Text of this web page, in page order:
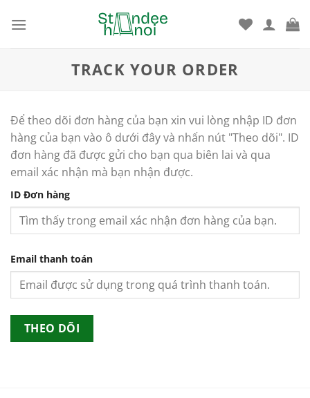
qua
TRACK YOUR ORDER
Để theo dõi đơn hàng của bạn xin vui lòng nhập ID đơn
hàng của bạn vào ô dưới đây và nhấn nút "Theo dõi". ID
đơn hàng đã được gửi cho bạn qua biên lai và qua
email xác nhận mà bạn nhận được.
ID Đơn hàng
Email thanh toán
THEO DÕI